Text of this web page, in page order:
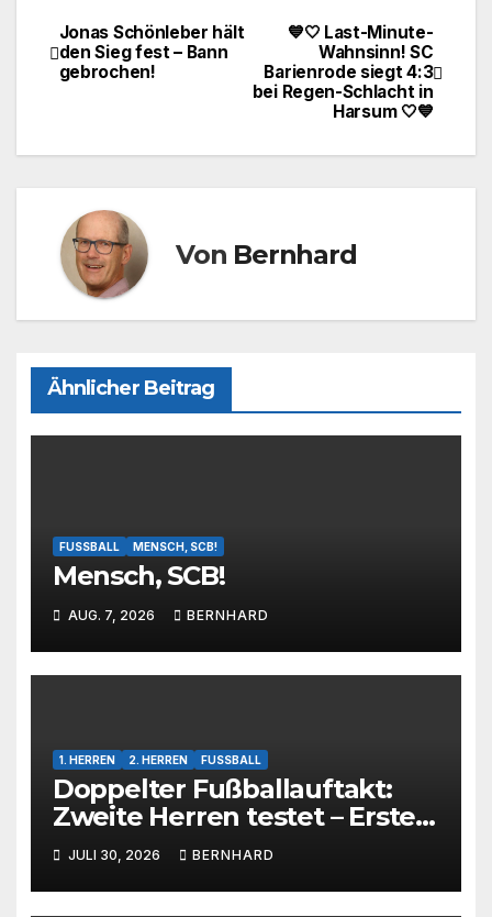
e
b
o
d
n
Beitragsnavigation
💙🤍 Last-Minute-
Wahnsinn! SC
Barienrode siegt 4:3
bei Regen-Schlacht in
Harsum 🤍💙
Jonas Schönleber hält
den Sieg fest – Bann
gebrochen!
Von Bernhard
Ähnlicher Beitrag
FUSSBALL MENSCH, SCB!
Mensch, SCB!
AUG. 7, 2026 BERNHARD
1. HERREN 2. HERREN FUSSBALL
Doppelter Fußballauftakt:
Zweite Herren testet – Erste
Herren startet im Kreispokal
JULI 30, 2026 BERNHARD